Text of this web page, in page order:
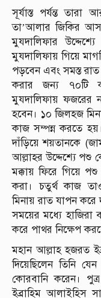
সূর্যাস্ত পর্যন্ত তারা
তা’আলার জিকির
মুযদালিফার
মুযদালিফায় গিয়ে
পড়বেন এবং সমস্ত রাত
করার জন্য ৭০টি
মুযদালিফায় ফজরের
হবেন। ১০ জিলহজ
কাজ সম্পন্ন করতে
দাঁড়িয়ে শয়তানকে
আল্লাহর উদ্দেশ্যে পশু
মক্কায় ফিরে গিয়ে
করা। চতুর্থ কাজ
মিনায় রাত যাপন করে
সময়ের মধ্যে
করে পাথর নিক্ষেপ
মহান আল্লাহ হজরত
দিয়েছিলেন তিনি
কোরবানি করেন।
ইব্রাহিম আলাইহিস